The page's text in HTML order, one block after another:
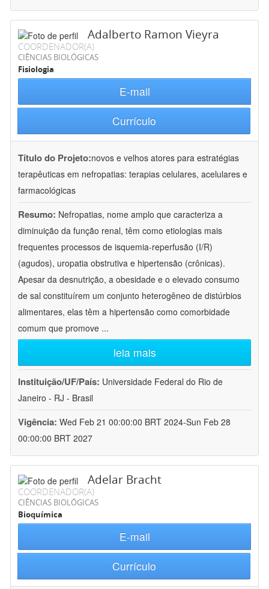
Adalberto Ramon Vieyra
COORDENADOR(A)
CIÊNCIAS BIOLÓGICAS
Fisiologia
E-mail
Currículo
Título do Projeto:novos e velhos atores para estratégias
terapêuticas em nefropatias: terapias celulares, acelulares e
farmacológicas
Resumo: Nefropatias, nome amplo que caracteriza a
diminuição da função renal, têm como etiologias mais
frequentes processos de isquemia-reperfusão (I/R)
(agudos), uropatia obstrutiva e hipertensão (crônicas).
Apesar da desnutrição, a obesidade e o elevado consumo
de sal constituírem um conjunto heterogêneo de distúrbios
alimentares, elas têm a hipertensão como comorbidade
comum que promove ...
leia mais
Instituição/UF/País: Universidade Federal do Rio de
Janeiro - RJ - Brasil
Vigência: Wed Feb 21 00:00:00 BRT 2024-Sun Feb 28
00:00:00 BRT 2027
Adelar Bracht
COORDENADOR(A)
CIÊNCIAS BIOLÓGICAS
Bioquímica
E-mail
Currículo